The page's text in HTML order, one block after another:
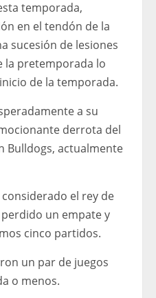
temporada,
en el tendón de la
sucesión de lesiones
la pretemporada lo
de la temporada.
a su
derrota del
Bulldogs, actualmente
el rey de
un empate y
cinco partidos.
un par de juegos
o menos.